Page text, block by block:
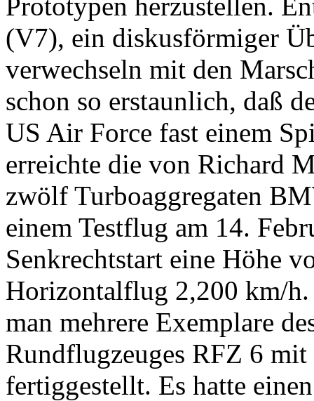
(V7), ein diskusförmiger
verwechseln mit den
schon so erstaunlich, daß
US Air Force fast einem
erreichte die von Richard
zwölf Turboaggregaten
einem Testflug am 14.
Senkrechtstart eine Höhe
Horizontalflug 2,200 km/h.
man mehrere Exemplare
Rundflugzeuges RFZ 6
fertiggestellt. Es hatte